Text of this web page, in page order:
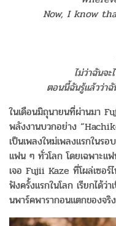
Now, I know
ไม่ว่าฉันจ
ตอนนี้ฉันรู้แล้วว่า
ในเดือนมิถุนายนที่ผ่านมา
พลังงานบวกอย่าง
เป็นเพลงใหม่เพลงแรกในร
แฟน ๆ ทั่วโลก โดยเฉพาะแ
เจอ Fujii Kaze ที่โผล่เซอร์
ฟังครั้งแรกในโลก เรียกได้
นพาร์คพารากอนแตกของจริง